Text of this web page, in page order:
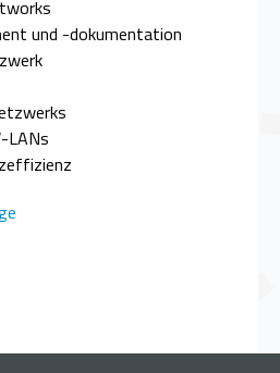
und -dokumentation
LANs